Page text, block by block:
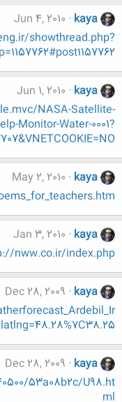
kaya
Jun 4, 2010
showthread.php?
p=1157762#post1157762
kaya
Jun 1, 2010
NASA-Satellite-
Monitor-Water-0001?
kaya
May 2, 2010
kaya
Jan 3, 2010
nww.co.ir/index.php
kaya
Dec 28, 2009
kaya
Dec 28, 2009
53a08b2c/U98.ht
ml